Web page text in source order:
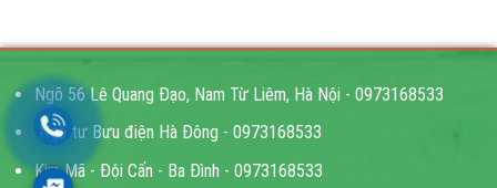
Ngõ 56 Lê Quang Đạo, Nam Từ Liêm, Hà Nội - 0973168533
Ngã tư Bưu điện Hà Đông - 0973168533
Kim Mã - Đội Cấn - Ba Đình - 0973168533